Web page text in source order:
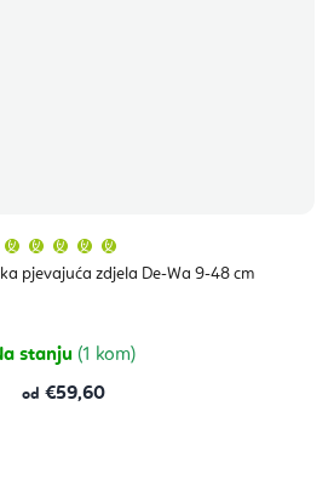
pjevajuća zdjela De-Wa 9-48 cm
proizvoda
je
zvjezdica.
stanju (1 kom)
od €59,60